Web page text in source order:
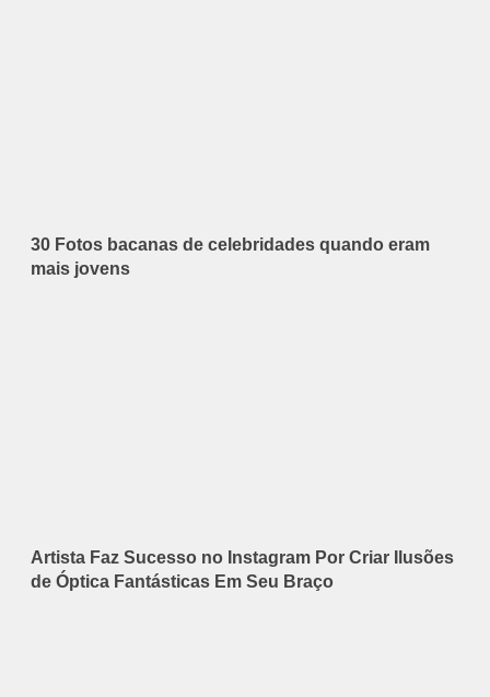
30 Fotos bacanas de celebridades quando eram
mais jovens
Artista Faz Sucesso no Instagram Por Criar Ilusões
de Óptica Fantásticas Em Seu Braço